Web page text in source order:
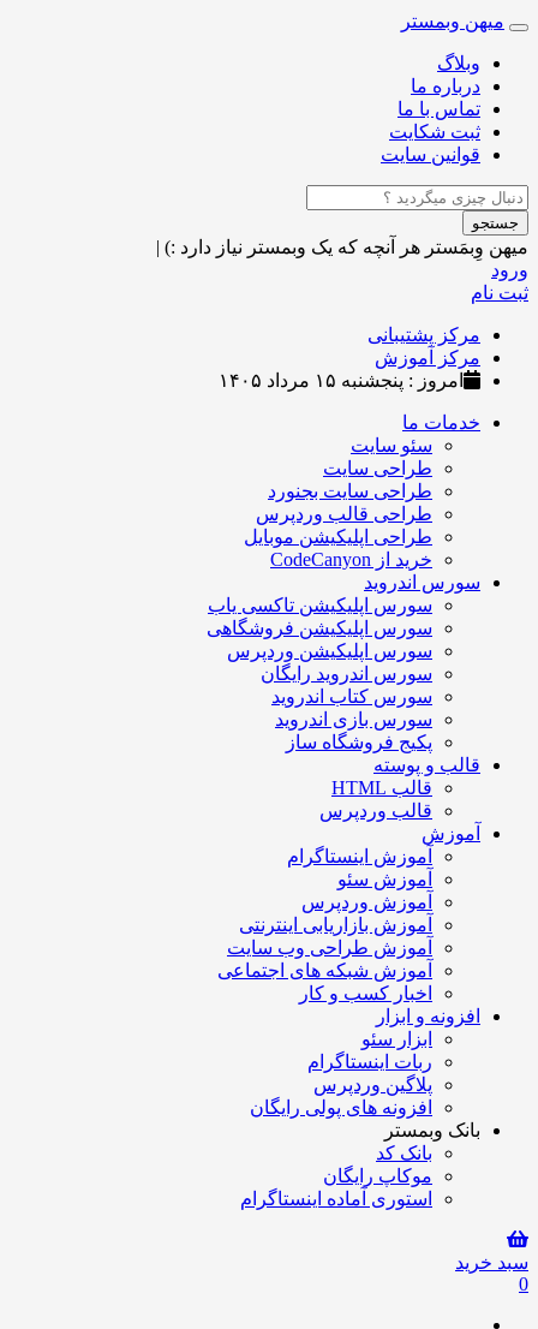
Toggle
navigation
میهن وبمستر
وبلاگ
درباره ما
تماس با ما
ثبت شکایت
قوانین سایت
جستجو
میهن وِبمَستر هر آنچه که یک وبمستر نیاز دارد :) |
ورود
ثبت نام
مرکز پشتیبانی
مرکز آموزش
امروز : پنجشنبه ۱۵ مرداد ۱۴۰۵
خدمات ما
سئو سایت
طراحی سایت
طراحی سایت بجنورد
طراحی قالب وردپرس
طراحی اپلیکیشن موبایل
خرید از CodeCanyon
سورس اندروید
سورس اپلیکیشن تاکسی یاب
سورس اپلیکیشن فروشگاهی
سورس اپلیکیشن وردپرس
سورس اندروید رایگان
سورس کتاب اندروید
سورس بازی اندروید
پکیج فروشگاه ساز
قالب و پوسته
قالب HTML
قالب وردپرس
آموزش
آموزش اینستاگرام
آموزش سئو
آموزش وردپرس
آموزش بازاریابی اینترنتی
آموزش طراحی وب سایت
آموزش شبکه های اجتماعی
اخبار کسب و کار
افزونه و ابزار
ابزار سئو
ربات اینستاگرام
پلاگین وردپرس
افزونه های پولی رایگان
بانک وبمستر
بانک کد
موکاپ رایگان
استوری آماده اینستاگرام
سبد خرید
0